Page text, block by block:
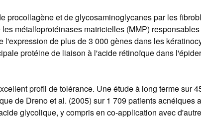
procollagène et de glycosaminoglycanes par les
métalloprotéinases matricielles (MMP)
de plus de 3 000 gènes dans les
protéine de liaison à l'acide rétinoïque dans
profil de tolérance. Une étude à long terme sur
de Dreno et al. (2005) sur 1 709 patients acnéiques
glycolique, y compris en co-application avec